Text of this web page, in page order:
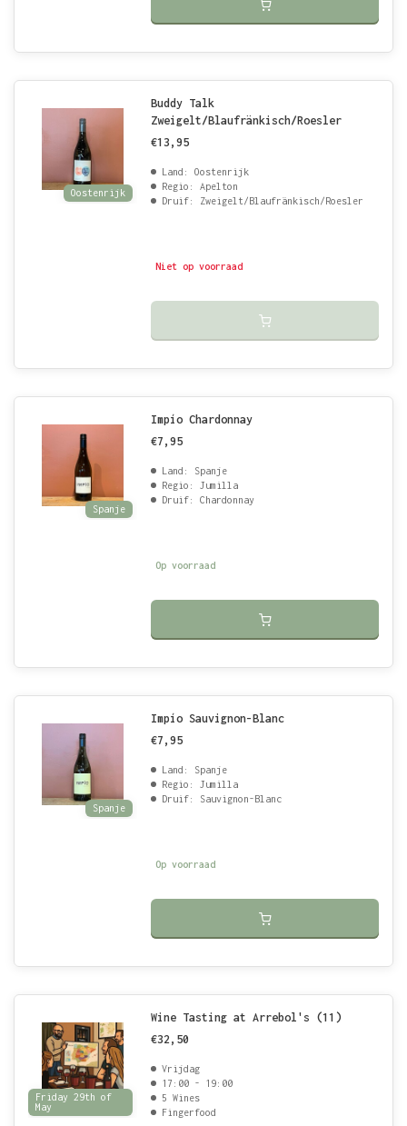
Oostenrijk
Buddy Talk
Zweigelt/Blaufränkisch/Roesler
€13,95
Land: Oostenrijk
Regio: Apelton
Druif: Zweigelt/Blaufränkisch/Roesler
Niet op voorraad
Spanje
Impío Chardonnay
€7,95
Land: Spanje
Regio: Jumilla
Druif: Chardonnay
Op voorraad
Spanje
Impío Sauvignon-Blanc
€7,95
Land: Spanje
Regio: Jumilla
Druif: Sauvignon-Blanc
Op voorraad
Friday 29th of
May
Wine Tasting at Arrebol's (11)
€32,50
Vrijdag
17:00 - 19:00
5 Wines
Fingerfood